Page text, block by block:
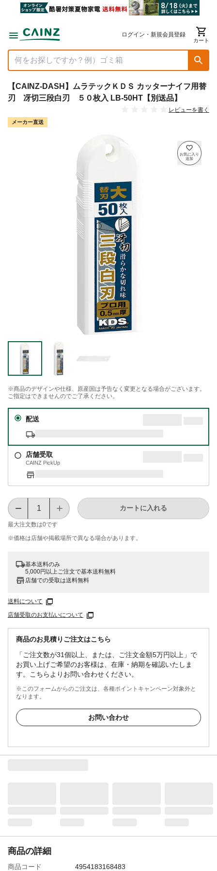
ログイン・新規会員登録
カート
【CAINZ-DASH】ムラテックＫＤＳ カッターナイフ用替
刃 冴切三段白刃 ５０枚入 LB-50HT【別送品】
レビューを書く
メーカー直送
※商品のデザインや仕様、原産国は予告なく変更となる場合がございます。
ご指定はできませんのでご了承ください。
配送
店舗受取
CAINZ PickUp
最大注文数は0です
カートに入れる
※価格は​店舗や​掲載場所で​異なる​場合が​あります。
基本送料のみ
5,000円以上ご注文で基本送料無料
店舗での受取は送料無料
送料について
店舗受取のお支払いについて
商品のお見積りご注文はこちら
「ご注文数が31個以上、または、ご注文金額5万円以上」で
お買い上げご希望のお客様は、在庫・納期を確認いたしま
す。こちらよりお問い合わせください。
※このフォームからのご注文は、各種ポイントキャンペーン対象外と
なります。
お問い合わせ
商品の詳細
商品コード
4954183168483